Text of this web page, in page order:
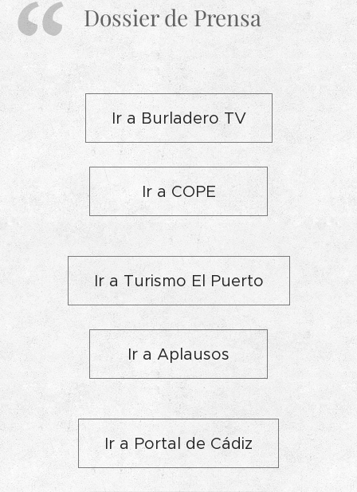
Dossier de Prensa
Ir a Burladero TV
Ir a COPE
Ir a Turismo El Puerto
Ir a Aplausos
Ir a Portal de Cádiz